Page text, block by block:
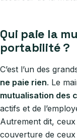
Qui paie la
portabilité ?
C’est l’un des
ne paie rien. Le
mutualisation des
actifs et de
Autrement dit,
couverture de